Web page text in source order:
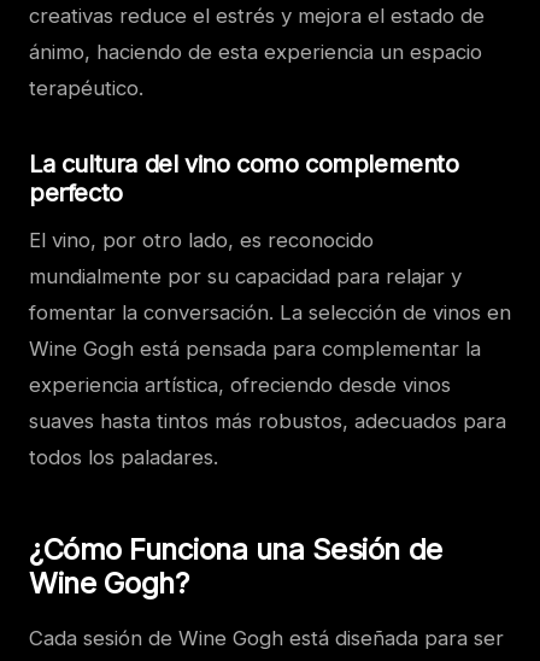
creativas reduce el estrés y mejora el estado de
ánimo, haciendo de esta experiencia un espacio
terapéutico.
La cultura del vino como complemento
perfecto
El vino, por otro lado, es reconocido
mundialmente por su capacidad para relajar y
fomentar la conversación. La selección de vinos en
Wine Gogh está pensada para complementar la
experiencia artística, ofreciendo desde vinos
suaves hasta tintos más robustos, adecuados para
todos los paladares.
¿Cómo Funciona una Sesión de
Wine Gogh?
Cada sesión de Wine Gogh está diseñada para ser